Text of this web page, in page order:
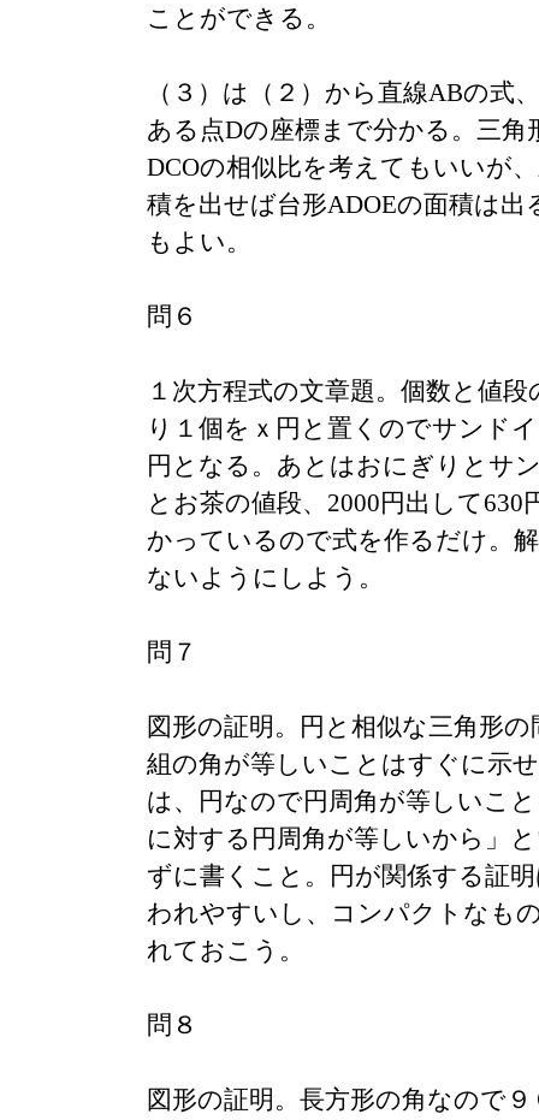
ことができる。
（３）は（２）から直線ABの式
ある点Dの座標まで分かる。三角
DCOの相似比を考えてもいいが
積を出せば台形ADOEの面積は出
もよい。
問６
１次方程式の文章題。個数と値
り１個をｘ円と置くのでサンド
円となる。あとはおにぎりとサ
とお茶の値段、2000円出して630
かっているので式を作るだけ。
ないようにしよう。
問７
図形の証明。円と相似な三角形
組の角が等しいことはすぐに示
は、円なので円周角が等しいこ
に対する円周角が等しいから」
ずに書くこと。円が関係する証
われやすいし、コンパクトなも
れておこう。
問８
図形の証明。長方形の角なので